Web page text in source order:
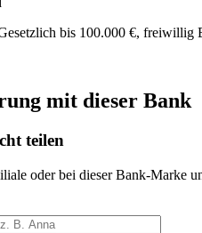
bis 100.000 €, freiwillig
mit dieser Bank
teilen
oder bei dieser Bank-Marke